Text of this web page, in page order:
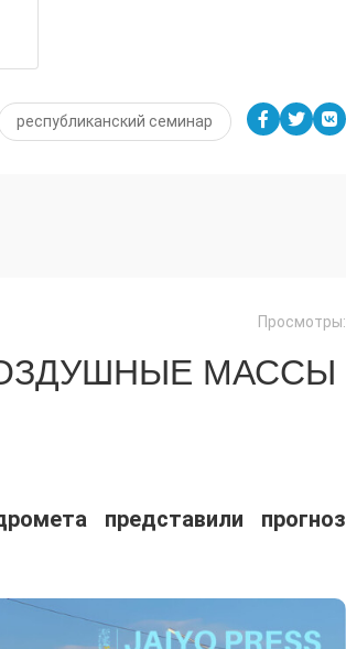
республиканский семинар
Просмотры:
МАССЫ
представили прогноз